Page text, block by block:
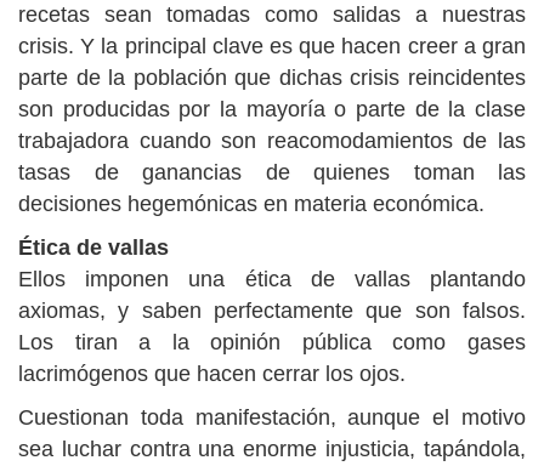
recetas sean tomadas como salidas a nuestras
crisis. Y la principal clave es que hacen creer a gran
parte de la población que dichas crisis reincidentes
son producidas por la mayoría o parte de la clase
trabajadora cuando son reacomodamientos de las
tasas de ganancias de quienes toman las
decisiones hegemónicas en materia económica.
Ética de vallas
Ellos imponen una ética de vallas plantando
axiomas, y saben perfectamente que son falsos.
Los tiran a la opinión pública como gases
lacrimógenos que hacen cerrar los ojos.
Cuestionan toda manifestación, aunque el motivo
sea luchar contra una enorme injusticia, tapándola,